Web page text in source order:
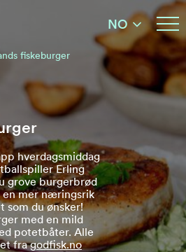
NO
fiskeburger
hverdagsmiddag
Erling
grove burgerbrød
mer næringsrik
som du ønsker!
med en mild
potetbåter. Alle
fragodfisk.no